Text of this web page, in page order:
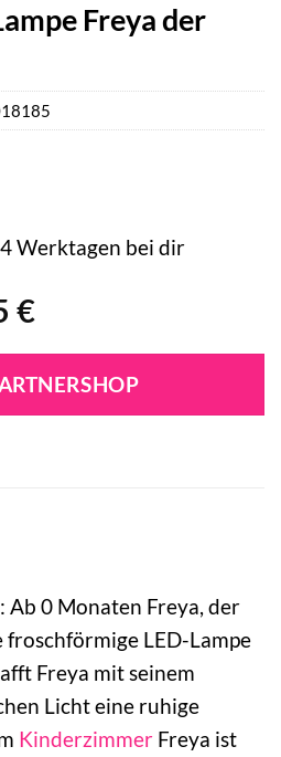
Freya der
€
€Aktueller
ist:
35,05 €.
Werktagen bei dir
0 Monaten Freya, der
froschförmige LED-Lampe
Freya mit seinem
Licht eine ruhige
Kinderzimmer Freya ist